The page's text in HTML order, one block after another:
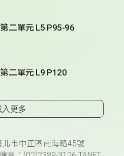
二單元 L5 P95-96
二單元 L9 P120
入更多
市中正區南海路45號